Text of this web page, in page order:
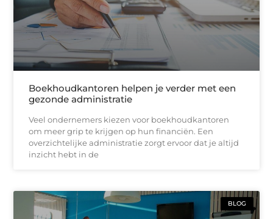
Boekhoudkantoren helpen je verder met een
gezonde administratie
Veel ondernemers kiezen voor boekhoudkantoren
om meer grip te krijgen op hun financiën. Een
overzichtelijke administratie zorgt ervoor dat je altijd
inzicht hebt in de
BLOG